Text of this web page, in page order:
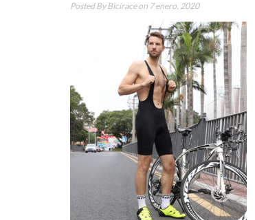
Posted ByBiciraceon 7 enero, 2020